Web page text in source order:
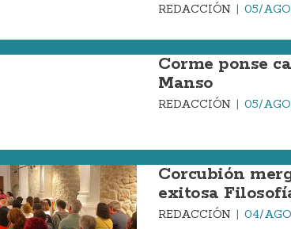
REDACCIÓN 05/
Corme ponse
Manso
REDACCIÓN 05/
Corcubión
exitosa
REDACCIÓN 04/